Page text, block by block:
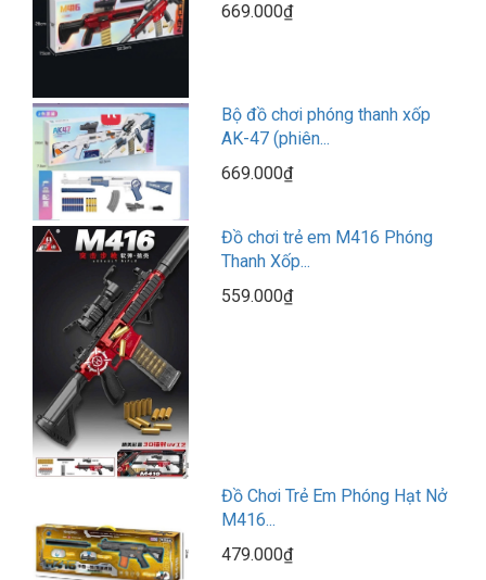
669.000₫
Bộ đồ chơi phóng thanh xốp
AK-47 (phiên...
669.000₫
Đồ chơi trẻ em M416 Phóng
Thanh Xốp...
559.000₫
Đồ Chơi Trẻ Em Phóng Hạt Nở
M416...
479.000₫